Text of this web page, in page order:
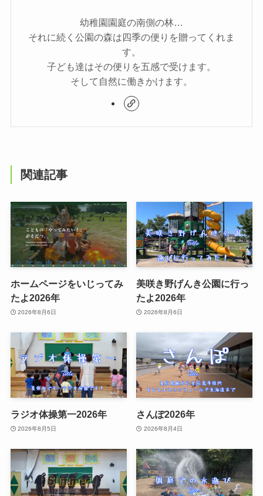
幼稚園園庭の南側の林…
それに続く公園の森は四季の便りを贈ってくれま
す。
子ども達はその便りを五感で受けます。
そして自然に働きかけます。
関連記事
ホームページをいじってみ
たよ2026年
2026年8月6日
美咲き野げんき公園に行っ
たよ2026年
2026年8月6日
ラジオ体操第一2026年
2026年8月5日
さんぽ2026年
2026年8月4日